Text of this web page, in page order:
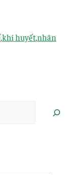
,khí huyết,nhân